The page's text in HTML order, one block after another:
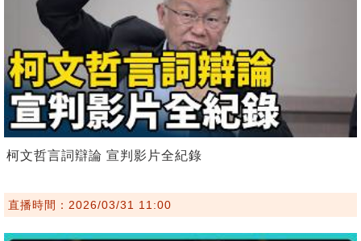
柯文哲言詞辯論 宣判影片全紀錄
直播時間：2026/03/31 11:00